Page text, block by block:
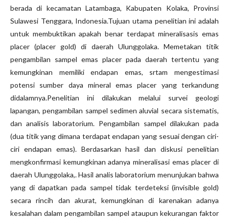
berada di kecamatan Latambaga, Kabupaten Kolaka, Provinsi
Sulawesi Tenggara, Indonesia.Tujuan utama penelitian ini adalah
untuk membuktikan apakah benar terdapat mineralisasis emas
placer (placer gold) di daerah Ulunggolaka. Memetakan titik
pengambilan sampel emas placer pada daerah tertentu yang
kemungkinan memiliki endapan emas, srtam mengestimasi
potensi sumber daya mineral emas placer yang terkandung
didalamnya.Penelitian ini dilakukan melalui survei geologi
lapangan, pengambilan sampel sedimen aluvial secara sistematis,
dan analisis laboratorium. Pengambilan sampel dilakukan pada
(dua titik yang dimana terdapat endapan yang sesuai dengan ciri-
ciri endapan emas). Berdasarkan hasil dan diskusi penelitian
mengkonfirmasi kemungkinan adanya mineralisasi emas placer di
daerah Ulunggolaka,. Hasil analis laboratorium menunjukan bahwa
yang di dapatkan pada sampel tidak terdeteksi (invisible gold)
secara rincih dan akurat, kemungkinan di karenakan adanya
kesalahan dalam pengambilan sampel ataupun kekurangan faktor